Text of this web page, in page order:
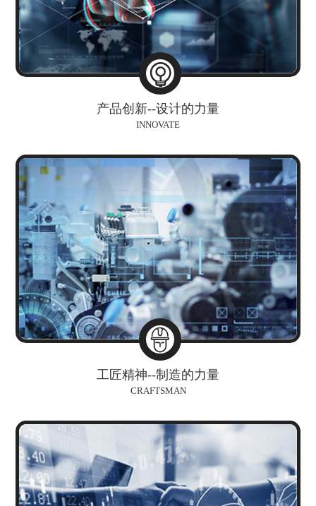
产品创新--设计的力量
INNOVATE
工匠精神--制造的力量
CRAFTSMAN